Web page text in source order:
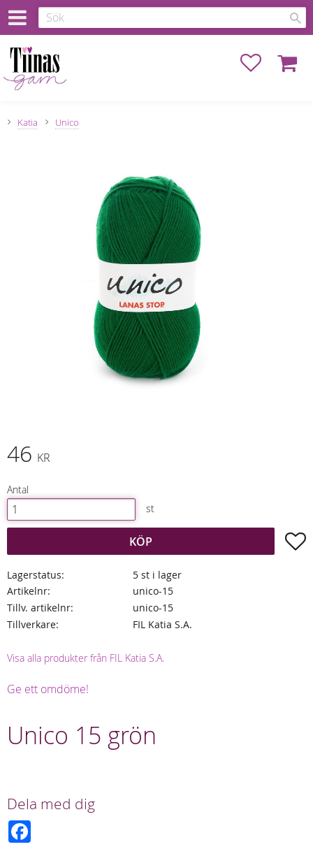
Favoriter
Katia Unico
46 KR
Antal
st
KÖP
Lagerstatus
5 st i lager
Artikelnr
unico-15
Tillv. artikelnr
unico-15
Tillverkare
FIL Katia S.A.
Visa alla produkter från FIL Katia S.A.
Ge ett omdöme!
Unico 15 grön
Dela med dig